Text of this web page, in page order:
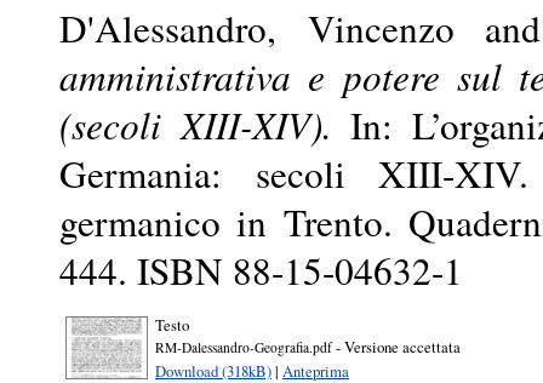
D'Alessandro, Vincenzo
amministrativa e potere sul
(secoli XIII-XIV). In:
Germania: secoli XIII-
germanico in Trento.
444. ISBN 88-15-04632-1
Testo
RM-Dalessandro-Geografia.pdf- Versione accettata
Download (318kB)| Anteprima